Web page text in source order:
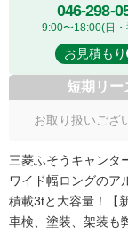
046-298-
9:00〜18:00(日
お見積もり
短期リー
お取り扱いござ
三菱ふそうキャンタ
ワイド幅ロングのア
積載3tと大容量！【
車検、塗装、架装も